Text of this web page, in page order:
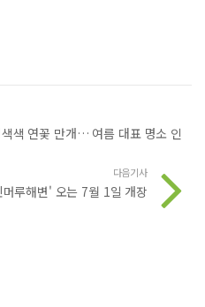
색 연꽃 만개… 여름 대표 명소 인
다음기사
머루해변' 오는 7월 1일 개장